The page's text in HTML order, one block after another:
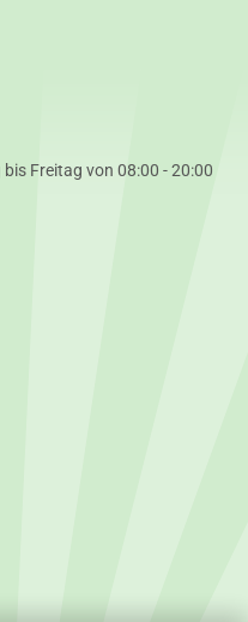
Freitag von 08:00 - 20:00